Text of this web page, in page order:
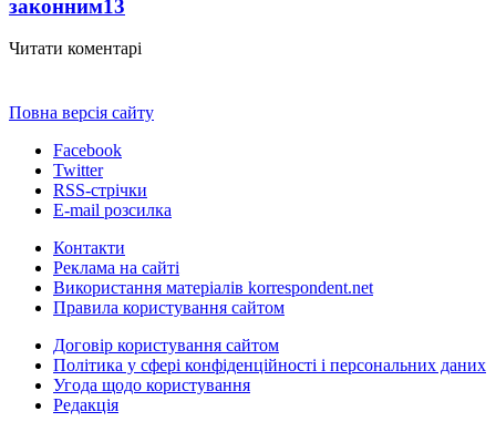
законним13
Читати коментарі
Повна версія сайту
Facebook
Twitter
RSS-стрічки
E-mail розсилка
Контакти
Реклама на сайті
Використання матеріалів korrespondent.net
Правила користування сайтом
Договір користування сайтом
Політика у сфері конфіденційності і персональних даних
Угода щодо користування
Редакція